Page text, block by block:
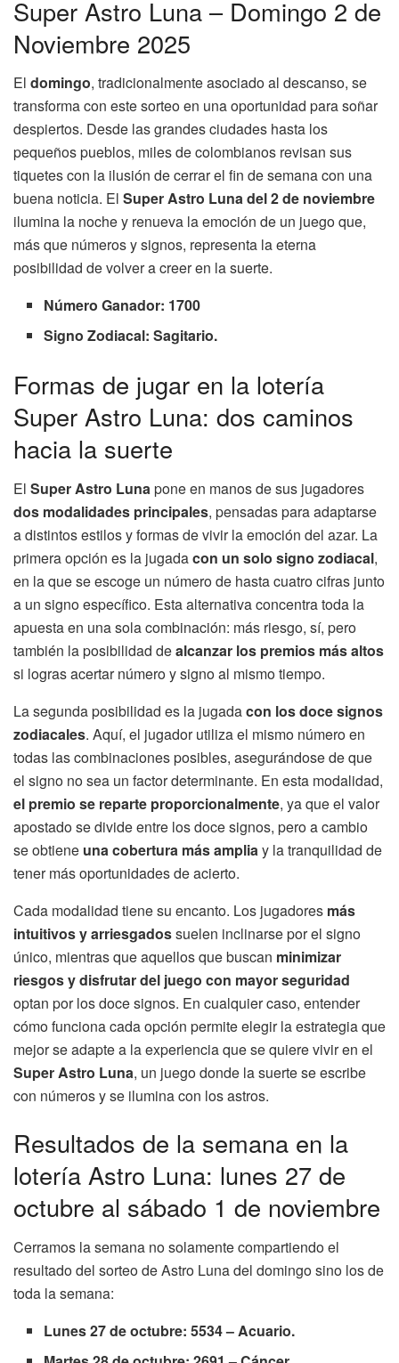
Super Astro Luna – Domingo 2 de
Noviembre 2025
El domingo, tradicionalmente asociado al descanso, se
transforma con este sorteo en una oportunidad para soñar
despiertos. Desde las grandes ciudades hasta los
pequeños pueblos, miles de colombianos revisan sus
tiquetes con la ilusión de cerrar el fin de semana con una
buena noticia. El Super Astro Luna del 2 de noviembre
ilumina la noche y renueva la emoción de un juego que,
más que números y signos, representa la eterna
posibilidad de volver a creer en la suerte.
Número Ganador: 1700
Signo Zodiacal: Sagitario.
Formas de jugar en la lotería
Super Astro Luna: dos caminos
hacia la suerte
El Super Astro Lunapone en manos de sus jugadores
dos modalidades principales, pensadas para adaptarse
a distintos estilos y formas de vivir la emoción del azar. La
primera opción es la jugadacon un solo signo zodiacal,
en la que se escoge un número de hasta cuatro cifras junto
a un signo específico. Esta alternativa concentra toda la
apuesta en una sola combinación: más riesgo, sí, pero
también la posibilidad dealcanzar los premios más altos
si logras acertar número y signo al mismo tiempo.
La segunda posibilidad es la jugadacon los doce signos
zodiacales. Aquí, el jugador utiliza el mismo número en
todas las combinaciones posibles, asegurándose de que
el signo no sea un factor determinante. En esta modalidad,
el premio se reparte proporcionalmente, ya que el valor
apostado se divide entre los doce signos, pero a cambio
se obtiene una cobertura más ampliay la tranquilidad de
tener más oportunidades de acierto.
Cada modalidad tiene su encanto. Los jugadores más
intuitivos y arriesgadossuelen inclinarse por el signo
único, mientras que aquellos que buscan minimizar
riesgos y disfrutar del juego con mayor seguridad
optan por los doce signos. En cualquier caso, entender
cómo funciona cada opción permite elegir la estrategia que
mejor se adapte a la experiencia que se quiere vivir en el
Super Astro Luna, un juego donde la suerte se escribe
con números y se ilumina con los astros.
Resultados de la semana en la
lotería Astro Luna: lunes 27 de
octubre al sábado 1 de noviembre
Cerramos la semana no solamente compartiendo el
resultado del sorteo de Astro Luna del domingo sino los de
toda la semana:
Lunes 27 de octubre: 5534 – Acuario.